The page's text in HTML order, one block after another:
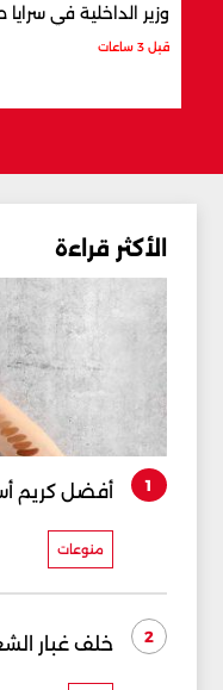
وزير الداخلية في
قبل 3 ساعات
الأكثر قراءة
1 أفضل كريم
منوعات
2 خلف غبار